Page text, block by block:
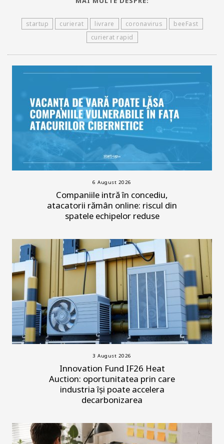
startup curierat livrare coronavirus
beeFast
curierat rapid
6 August 2026
Companiile intră în concediu,
atacatorii rămân online: riscul din
spatele echipelor reduse
3 August 2026
Innovation Fund IF26 Heat
Auction: oportunitatea prin care
industria își poate accelera
decarbonizarea